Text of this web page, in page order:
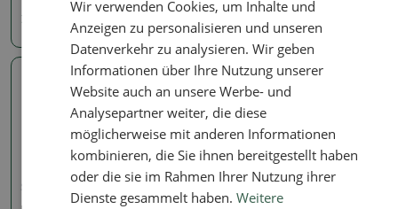
7.85 €
Wir verwenden Cookies, um Inhalte und
Anzeigen zu personalisieren und unseren
Datenverkehr zu analysieren. Wir geben
Informationen über Ihre Nutzung unserer
Website auch an unsere Werbe- und
Analysepartner weiter, die diese
möglicherweise mit anderen Informationen
kombinieren, die Sie ihnen bereitgestellt haben
oder die sie im Rahmen Ihrer Nutzung ihrer
Dienste gesammelt haben.Weitere